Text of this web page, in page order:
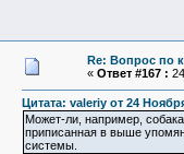
Re: Вопрос по
« Ответ #167 :
Цитата: valeriy от 24
Может-ли, например,
приписанная в выше
системы.